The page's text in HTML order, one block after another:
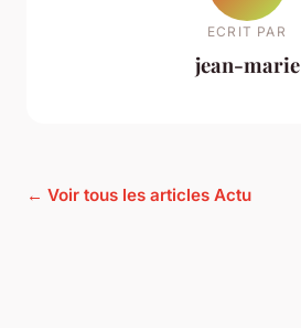
ECRIT PAR
jean-marie
← Voir tous les articles Actu